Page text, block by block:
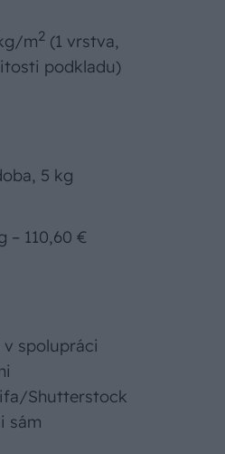
m2 (1 vrstva,
podkladu)
5 kg
– 110,60 €
v spolupráci
Shutterstock
sám